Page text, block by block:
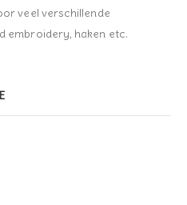
veel verschillende
embroidery, haken etc.